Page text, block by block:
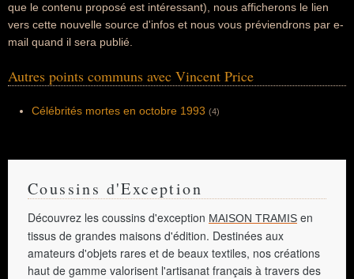
que le contenu proposé est intéressant), nous afficherons le lien
vers cette nouvelle source d'infos et nous vous préviendrons par e-
mail quand il sera publié.
Autres points communs avec Vincent Price
Célébrités mortes en octobre 1993 (4)
Coussins d'Exception
Découvrez les coussins d'exception MAISON TRAMIS en
tissus de grandes maisons d'édition. Destinées aux
amateurs d'objets rares et de beaux textiles, nos créations
haut de gamme valorisent l'artisanat français à travers des